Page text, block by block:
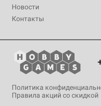
Новости
Контакты
Политика
Правила акций со скидкой